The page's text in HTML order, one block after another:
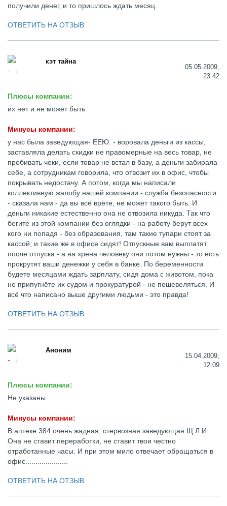
получили денег, и то пришлось ждать месяц.
ОТВЕТИТЬ НА ОТЗЫВ
кэт тайна
05.05.2009,
23:42
Плюсы компании:
их нет и не может быть
Минусы компании:
у нас была заведующая- ЕЕЮ. - воровала деньги из кассы,
заставляла делать скидки не правомерные на весь товар, не
пробивать чеки, если товар не встал в базу, а деньги забирала
себе, а сотрудникам говорила, что отвозит их в офис, чтобы
покрывать недостачу. А потом, когда мы написали
коллективную жалобу нашей компании - служба безопасности
- сказала нам - да вы всё врёте, не может такого быть. И
деньги никакие естественно она не отвозила никуда. Так что
бегите из этой компании без оглядки - на работу берут всех
кого ни попадя - без образования, там такие тупари стоят за
кассой, и такие же в офисе сидят! Отпускные вам выплатят
после отпуска - а на хрена человеку они потом нужны - то есть
прокрутят ваши денежки у себя в банке. По беременности
будете месяцами ждать зарплату, сидя дома с животом, пока
не припугнёте их судом и прокуратурой - не пошевеляться. И
всё что написано выше другими людьми - это правда!
ОТВЕТИТЬ НА ОТЗЫВ
Аноним
15.04.2009,
12:09
Плюсы компании:
Не указаны
Минусы компании:
В аптеке 384 очень жадная, стервозная заведующая Щ.Л.И.
Она не ставит переработки, не ставит твои честно
отработанные часы. И при этом мило отвечает обращаться в
офис.....................
ОТВЕТИТЬ НА ОТЗЫВ